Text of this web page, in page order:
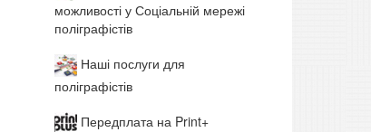
можливості у Соціальній мережі
поліграфістів
Наші послуги для
поліграфістів
Передплата на Print+